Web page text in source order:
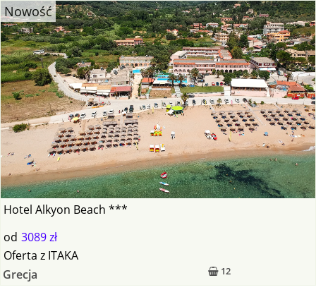
Hotel Alkyon Beach ***
od 3089 zł
12
Nowość
Oferta z ITAKA
Grecja